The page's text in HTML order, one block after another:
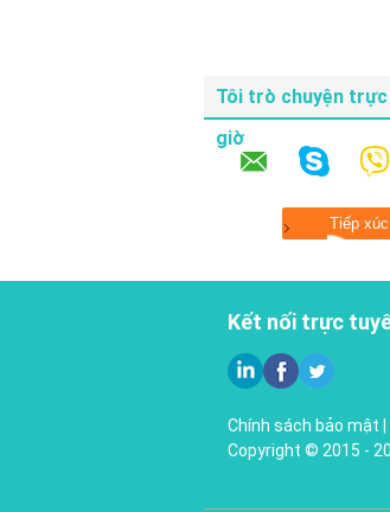
Tôi trò chuyện
giờ
Kết nối trực
Chính sách bảo mật
Copyright © 2015 -